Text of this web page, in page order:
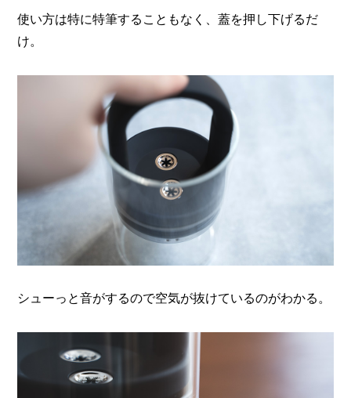
使い方は特に特筆することもなく、蓋を押し下げるだ
け。
シューっと音がするので空気が抜けているのがわかる。